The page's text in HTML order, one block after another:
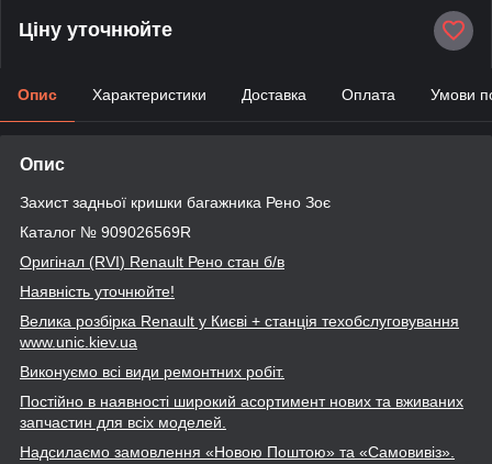
Ціну уточнюйте
Опис Характеристики Доставка Оплата Умови
Опис
Захист задньої кришки багажника Рено Зоє
Каталог № 909026569R
Оригінал (RVI) Renault Рено стан б/в
Наявність уточнюйте!
Велика розбірка Renault у Києві + станція техобслуговування
www.unic .kiev.ua
Виконуємо всі види ремонтних робіт.
Постійно в наявності широкий асортимент нових та вживаних
запчастин для всіх моделей.
Надсилаємо замовлення «Новою Поштою» та «Самовивіз».